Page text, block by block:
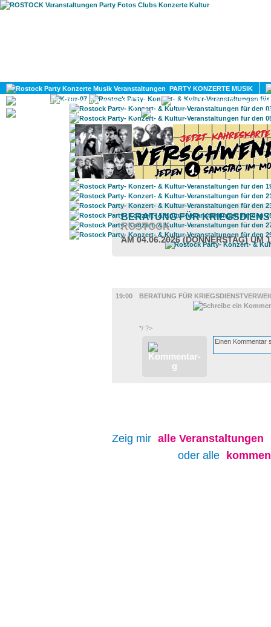
PARTY KONZERTE MUSIK
KULTUR
GAY
BERATUNG FÜR
ROSTOCK
AM 04.06.2026 (DONNERSTAG) UM
19:00
BERATUNG FÜR
*/ ?>
Zeig mir alle Veranstaltungen
oder alle